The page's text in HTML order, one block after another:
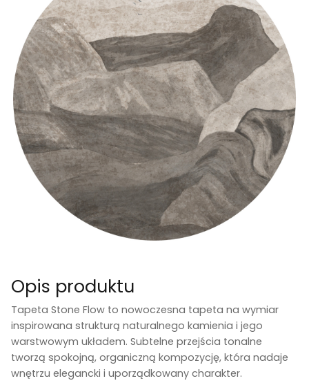
Opis produktu
Tapeta Stone Flow to nowoczesna tapeta na wymiar
inspirowana strukturą naturalnego kamienia i jego
warstwowym układem. Subtelne przejścia tonalne
tworzą spokojną, organiczną kompozycję, która nadaje
wnętrzu elegancki i uporządkowany charakter.